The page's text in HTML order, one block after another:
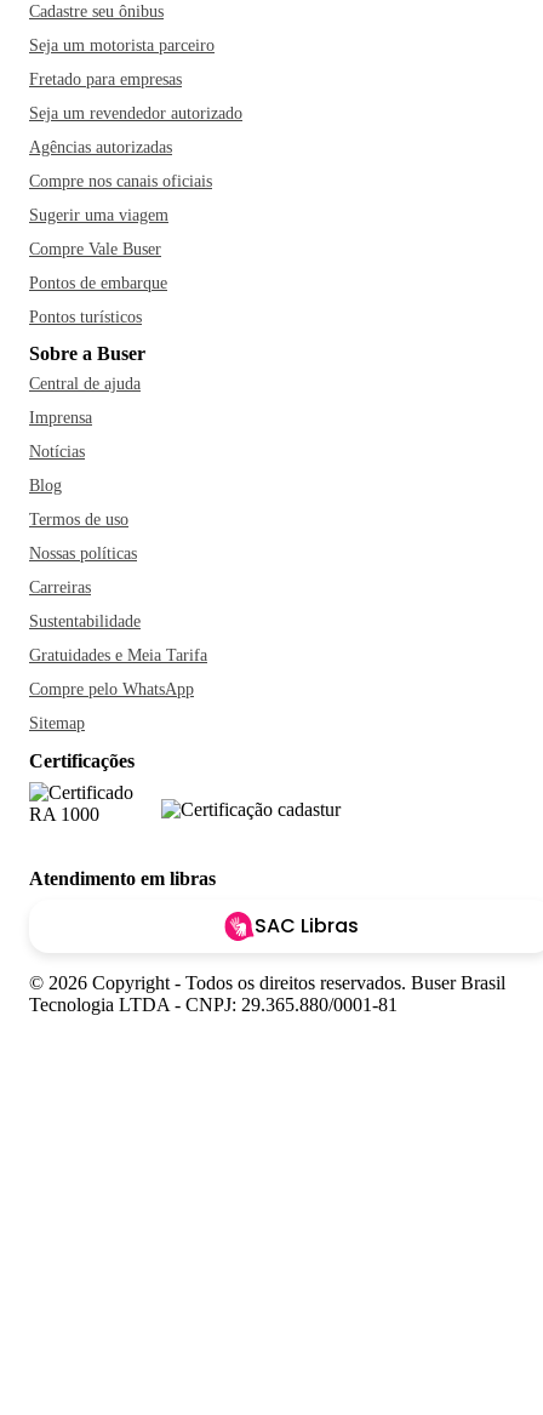
Cadastre seu ônibus
Seja um motorista parceiro
Fretado para empresas
Seja um revendedor autorizado
Agências autorizadas
Compre nos canais oficiais
Sugerir uma viagem
Compre Vale Buser
Pontos de embarque
Pontos turísticos
Sobre a Buser
Central de ajuda
Imprensa
Notícias
Blog
Termos de uso
Nossas políticas
Carreiras
Sustentabilidade
Gratuidades e Meia Tarifa
Compre pelo WhatsApp
Sitemap
Certificações
Atendimento em libras
SAC Libras
© 2026 Copyright - Todos os direitos reservados. Buser Brasil
Tecnologia LTDA - CNPJ: 29.365.880/0001-81